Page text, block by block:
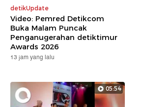
detikUpdate
Video: Pemred Detikcom
Buka Malam Puncak
Penganugerahan detiktimur
Awards 2026
13 jam yang lalu
05:54